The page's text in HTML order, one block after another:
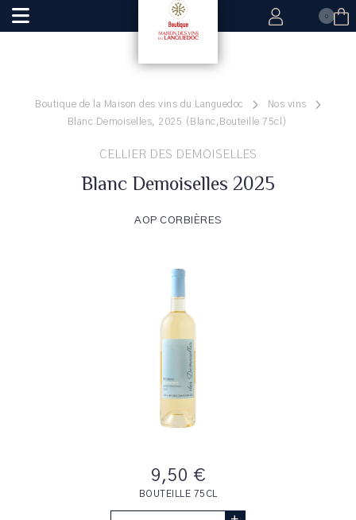
0
Boutique de la Maison des vins du Languedoc
Nos vins
Blanc Demoiselles, 2025 (Blanc,Bouteille 75cl)
CELLIER DES DEMOISELLES
Blanc Demoiselles 2025
AOP CORBIÈRES
9,50 €
BOUTEILLE 75CL